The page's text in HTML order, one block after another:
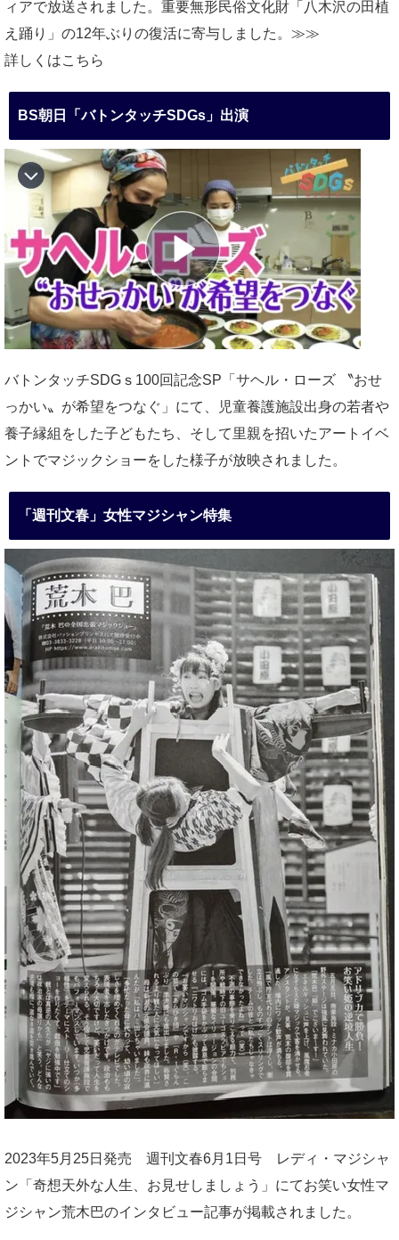
ィアで放送されました。重要無形民俗文化財「八木沢の田植
え踊り」の12年ぶりの復活に寄与しました。≫≫
詳しくはこちら
BS朝日「バトンタッチSDGs」出演
バトンタッチSDGｓ100回記念SP「サヘル・ローズ 〝おせ
っかい〟が希望をつなぐ」にて、児童養護施設出身の若者や
養子縁組をした子どもたち、そして里親を招いたアートイベ
ントでマジックショーをした様子が放映されました。
「週刊文春」女性マジシャン特集
2023年5月25日発売 週刊文春6月1日号 レディ・マジシャ
ン「奇想天外な人生、お見せしましょう」にてお笑い女性マ
ジシャン荒木巴のインタビュー記事が掲載されました。